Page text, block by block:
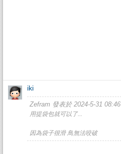
iki
Zefram 發表於 2024-5-31 08:46
用提袋包就可以了...
因為袋子很滑 鳥無法咬破